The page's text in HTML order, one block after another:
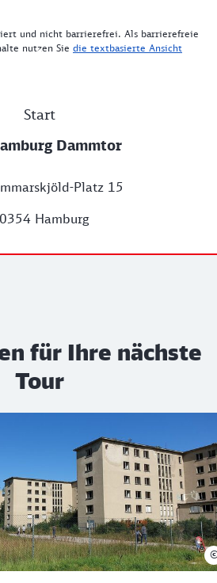
und nicht barrierefrei. Als barrierefreie
nutzen Sie die textbasierte Ansicht
Start
Dammtor
Platz 15
Hamburg
für Ihre nächste
Tour